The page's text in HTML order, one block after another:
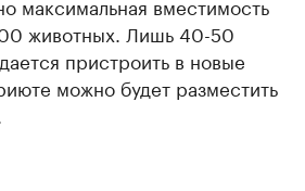
животных. Лишь 40-50
пристроить в новые
можно будет разместить